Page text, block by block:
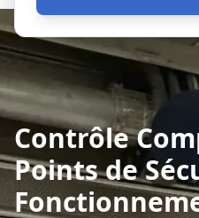
Contrôle
Points de